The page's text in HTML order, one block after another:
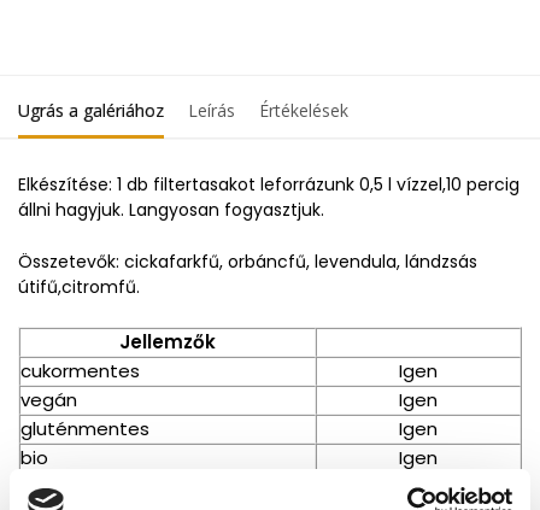
Ugrás a galériához Leírás Értékelések
Elkészítése: 1 db filtertasakot leforrázunk 0,5 l vízzel,10 percig
állni hagyjuk. Langyosan fogyasztjuk.
Összetevők: cickafarkfű, orbáncfű, levendula, lándzsás
útifű,citromfű.
Jellemzők
cukormentes
Igen
vegán
Igen
gluténmentes
Igen
bio
Igen
laktózmentes
Igen